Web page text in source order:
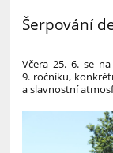
Šerpování
Včera 25. 6. se
9. ročníku,
a slavnostní